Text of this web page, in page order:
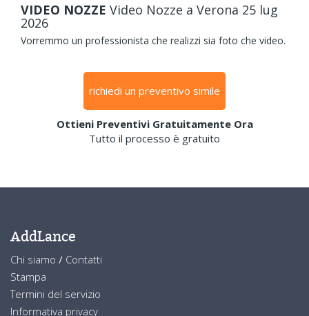
VIDEO NOZZE Video Nozze a Verona 25 lug
2026
Vorremmo un professionista che realizzi sia foto che video.
richiedi un preventivo simile
Ottieni Preventivi Gratuitamente Ora
Tutto il processo è gratuito
AddLance
Chi siamo / Contatti
Stampa
Termini del servizio
Informativa privacy